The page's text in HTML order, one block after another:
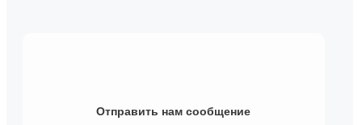
Отправить нам сообщение